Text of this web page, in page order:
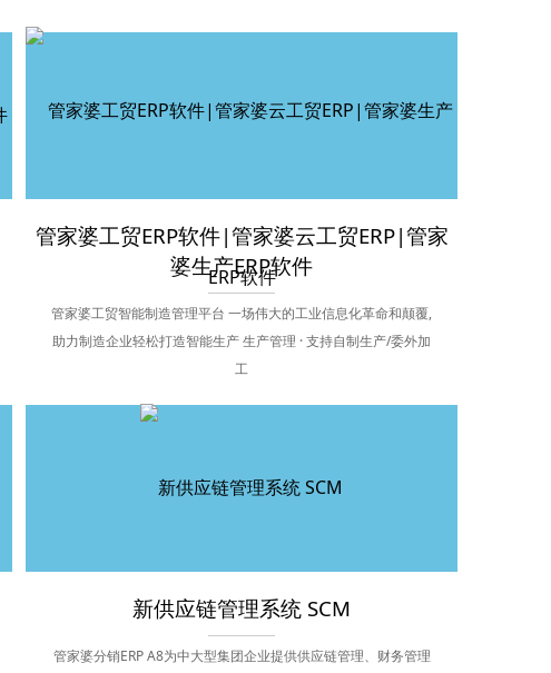
管家婆工贸ERP软件|管家婆云工贸ERP|管家
婆生产ERP软件
管家婆工贸智能制造管理平台 一场伟大的工业信息化革命和颠覆,
助力制造企业轻松打造智能生产 生产管理 · 支持自制生产/委外加
工
新供应链管理系统 SCM
管家婆分销ERP A8为中大型集团企业提供供应链管理、财务管理